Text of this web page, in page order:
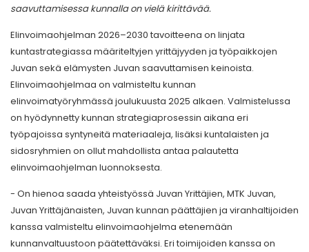
saavuttamisessa kunnalla on vielä kirittävää.
Elinvoimaohjelman 2026–2030 tavoitteena on linjata
kuntastrategiassa määriteltyjen yrittäjyyden ja työpaikkojen
Juvan sekä elämysten Juvan saavuttamisen keinoista.
Elinvoimaohjelmaa on valmisteltu kunnan
elinvoimatyöryhmässä joulukuusta 2025 alkaen. Valmistelussa
on hyödynnetty kunnan strategiaprosessin aikana eri
työpajoissa syntyneitä materiaaleja, lisäksi kuntalaisten ja
sidosryhmien on ollut mahdollista antaa palautetta
elinvoimaohjelman luonnoksesta.
- On hienoa saada yhteistyössä Juvan Yrittäjien, MTK Juvan,
Juvan Yrittäjänaisten, Juvan kunnan päättäjien ja viranhaltijoiden
kanssa valmisteltu elinvoimaohjelma etenemään
kunnanvaltuustoon päätettäväksi. Eri toimijoiden kanssa on